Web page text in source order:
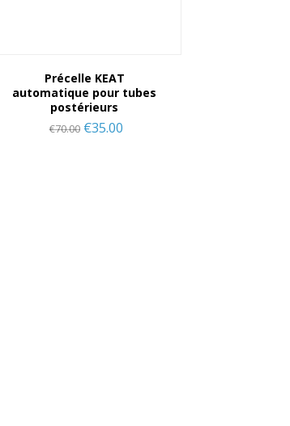
Précelle KEAT
automatique pour tubes
postérieurs
€70.00 €35.00